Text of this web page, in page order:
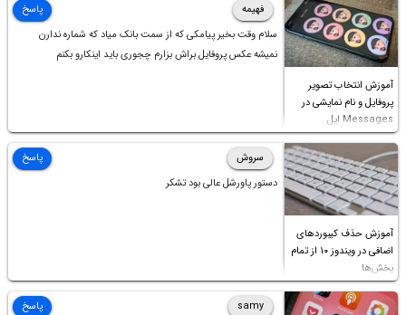
آموزش انتخاب تصویر
پروفایل و نام نمایشی در
Messages اپل
فهیمه
سلام وقت بخیر پیامکی که از سمت بانک میاد که شماره ندارن
نمیشه عکس پروفایل براش بزارم چجوری باید اینکارو بکنم
پاسخ
آموزش حذف کیبوردهای
اضافی در ویندوز ۱۰ از تمام
بخش‌ها
سروش
دستور پاورشل عالی بود تشکر
پاسخ
samy
پاسخ